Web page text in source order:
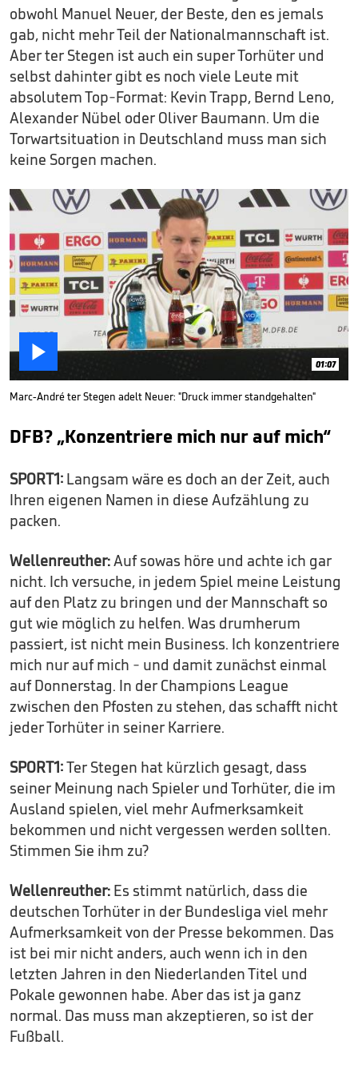
obwohl Manuel Neuer, der Beste, den es jemals
gab, nicht mehr Teil der Nationalmannschaft ist.
Aber ter Stegen ist auch ein super Torhüter und
selbst dahinter gibt es noch viele Leute mit
absolutem Top-Format: Kevin Trapp, Bernd Leno,
Alexander Nübel oder Oliver Baumann. Um die
Torwartsituation in Deutschland muss man sich
keine Sorgen machen.
 01:07
Marc-André ter Stegen adelt Neuer: "Druck immer standgehalten"
DFB? „Konzentriere mich nur auf mich“
SPORT1: Langsam wäre es doch an der Zeit, auch
Ihren eigenen Namen in diese Aufzählung zu
packen.
Wellenreuther:Auf sowas höre und achte ich gar
nicht. Ich versuche, in jedem Spiel meine Leistung
auf den Platz zu bringen und der Mannschaft so
gut wie möglich zu helfen. Was drumherum
passiert, ist nicht mein Business. Ich konzentriere
mich nur auf mich - und damit zunächst einmal
auf Donnerstag. In der Champions League
zwischen den Pfosten zu stehen, das schafft nicht
jeder Torhüter in seiner Karriere.
SPORT1:Ter Stegen hat kürzlich gesagt, dass
seiner Meinung nach Spieler und Torhüter, die im
Ausland spielen, viel mehr Aufmerksamkeit
bekommen und nicht vergessen werden sollten.
Stimmen Sie ihm zu?
Wellenreuther: Es stimmt natürlich, dass die
deutschen Torhüter in der Bundesliga viel mehr
Aufmerksamkeit von der Presse bekommen. Das
ist bei mir nicht anders, auch wenn ich in den
letzten Jahren in den Niederlanden Titel und
Pokale gewonnen habe. Aber das ist ja ganz
normal. Das muss man akzeptieren, so ist der
Fußball.